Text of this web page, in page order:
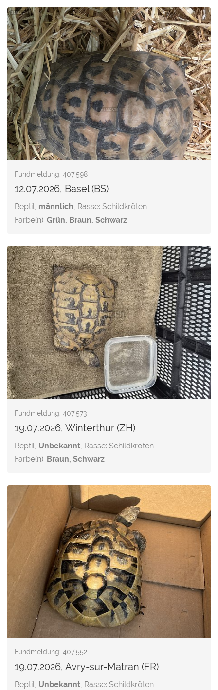
Fundmeldung: 407'598
12.07.2026, Basel (BS)
Reptil, männlich, Rasse: Schildkröten
Farbe(n): Grün, Braun, Schwarz
Fundmeldung: 407'573
19.07.2026, Winterthur (ZH)
Reptil, Unbekannt, Rasse: Schildkröten
Farbe(n): Braun, Schwarz
Fundmeldung: 407'552
19.07.2026, Avry-sur-Matran (FR)
Reptil, Unbekannt, Rasse: Schildkröten